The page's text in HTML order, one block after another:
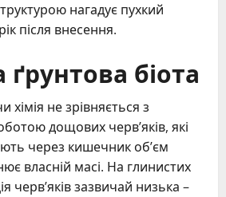
нагадує пухкий
після внесення.
біота
хімія не зрівняється з
дощових черв’яків, які
через кишечник об’єм
власній масі. На глинистих
черв’яків зазвичай низька –